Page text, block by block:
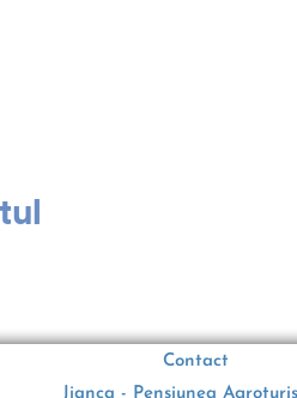
Contact
Jianca - Pensiunea